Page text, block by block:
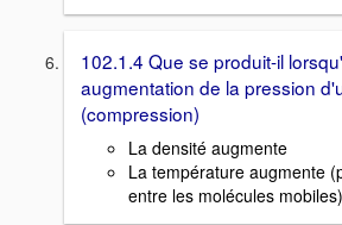
102.1.4 Que se produit-il
augmentation de la pression
(compression)
La densité augmente
La température augmente
entre les molécules mobiles)